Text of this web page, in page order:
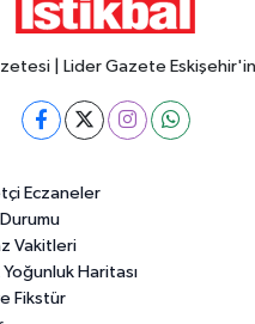
| Lider Gazete
Eczaneler
Vakitleri
Haritası
Fikstür